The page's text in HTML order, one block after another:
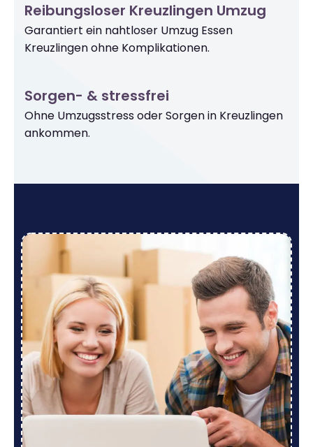
Reibungsloser Kreuzlingen Umzug
Garantiert ein nahtloser Umzug Essen
Kreuzlingen ohne Komplikationen.
Sorgen- & stressfrei
Ohne Umzugsstress oder Sorgen in Kreuzlingen
ankommen.